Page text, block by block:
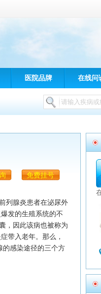
医院品牌 在线问
免费挂号
列腺炎患者在泌尿外
发的生殖系统的不
，因此该病也被称为
带入老年。那么，
的感染途径的三个方